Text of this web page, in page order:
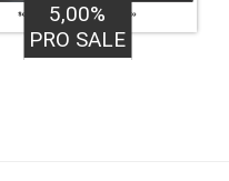
5,00%
PRO SALE